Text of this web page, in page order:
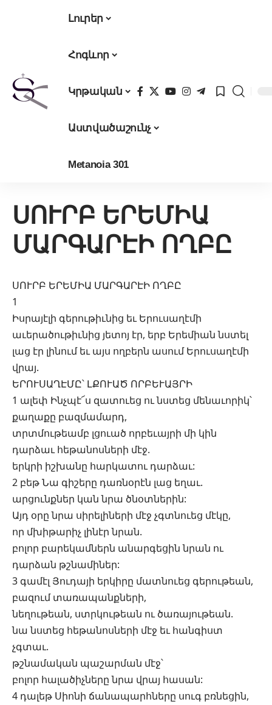
Լուրեր
Հոգևոր
Կրթական
Աստվածաշունչ
Metanoia 301
ՍՈՒՐԲ ԵՐԵՄԻԱ
ՄԱՐԳԱՐԷԻ ՈՂԲԸ
ՍՈՒՐԲ ԵՐԵՄԻԱ ՄԱՐԳԱՐԷԻ ՈՂԲԸ
1
Իսրայէլի գերութիւնից եւ Երուսաղէմի
աւերածութիւնից յետոյ էր, երբ Երեմիան նստել
լաց էր լինում եւ այս ողբերն ասում Երուսաղէմի
վրայ.
ԵՐՈՒՍԱՂԷՄԸ՝ ԼՔՈՒԱԾ ՈՐԲԵՒԱՅՐԻ
1 ալեփ Ինչպէ՜ս զատուեց ու նստեց մենաւորիկ՝
քաղաքը բազմամարդ,
տրտմութեամբ լցուած որբեւայրի մի կին
դարձաւ հեթանոսների մէջ.
երկրի իշխանը հարկատու դարձաւ:
2 բեթ Նա գիշերը դառնօրէն լաց եղաւ.
արցունքներ կան նրա ծնօտներին:
Այդ օրը նրա սիրելիների մէջ չգտնուեց մէկը,
որ մխիթարիչ լինէր նրան.
բոլոր բարեկամներն անարգեցին նրան ու
դարձան թշնամիներ:
3 գամէլ Յուդայի երկիրը մատնուեց գերութեան,
բազում տառապանքների,
նեղութեան, ստրկութեան ու ծառայութեան.
նա նստեց հեթանոսների մէջ եւ հանգիստ
չգտաւ.
թշնամական պաշարման մէջ՝
բոլոր հալածիչները նրա վրայ հասան:
4 դալեթ Սիոնի ճանապարհները սուգ բռնեցին,